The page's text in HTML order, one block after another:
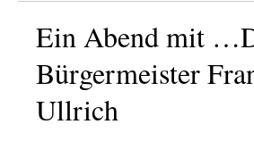
Ein Abend mit
Bürgermeister
Ullrich